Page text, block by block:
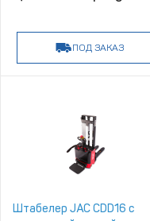
ПОД ЗАКАЗ
Штабелер JAC CDD16 с